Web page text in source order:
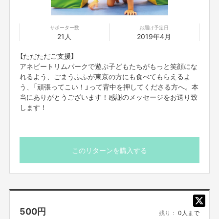
クラウドファンディングに挑戦するのは2度目であります。
今回、クラウドファンディングは幸さんがキッカケでスタートしました。ニ
シノコンサル出演者仲間であるアネビートリムパークの幸さんは、ごまうふ
ふのことを本気で応援してくださっています。食べたいけど東京で食べるこ
とができないと。交通費を出すので売りにきてくださいと言ってくださいま
した。そんなこと言われたら行きますよ。
でも僕お金ないんでクラファンやりましょうってなりました。ごまうふふを
クラウドファンディングにて予約販売するのは初めてです。受け取りの待ち
合わせ場所はアネビートリムパークです。
ごまうふふを食べてもらいたいし、アネビートリムパークで遊んで欲しい。
ニシノコンサルという番組から生まれた勝手なコラボです。
当日の早朝、新潟から出来立ての一番美味しい状態でお届けいたします。新
潟以外で出来立てを食べれる機会はほとんどありません。この機会に、どう
【最後に】〈幸 詩織〉
このような挑戦する機会をくださった大島さんや株式会社ニシノコンサル番
組スタッフの皆さま、日々応援してくださる皆様に心から感謝しておりま
す。
この活動を通して、子供たちに笑顔と挑戦し続ける楽しさをお届けできれば
いつか皆様にお返しが出来るよう精進して参ります。
温かいご声援、どうぞ宜しくお願い致します！！
サポーター数
21人
お届け予定日
2019年4月
【ただただご支援】
アネビートリムパークで遊ぶ子どもたちがもっと笑顔にな
れるよう、ごまうふふが東京の方にも食べてもらえるよ
う、「頑張ってこい！」って背中を押してくださる方へ。本
当にありがとうございます！感謝のメッセージをお送り致
します！
このリターンを購入する
500円 残り： 0人まで